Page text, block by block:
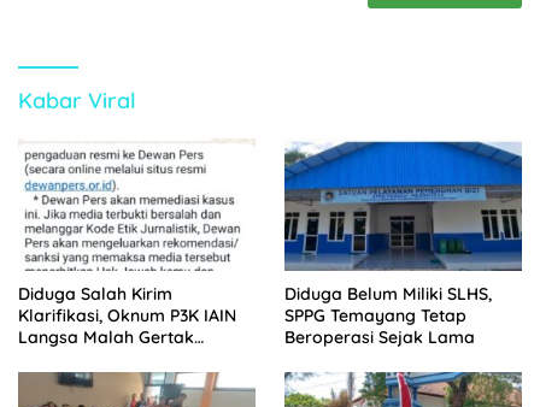
Kabar Viral
Diduga Salah Kirim
Klarifikasi, Oknum P3K IAIN
Langsa Malah Gertak
Diduga Belum Miliki SLHS,
SPPG Temayang Tetap
Beroperasi Sejak Lama